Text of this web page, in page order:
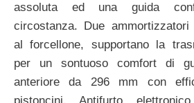
assoluta ed una guida
circostanza. Due
al forcellone, supportano la
per un sontuoso comfort di
anteriore da 296 mm con